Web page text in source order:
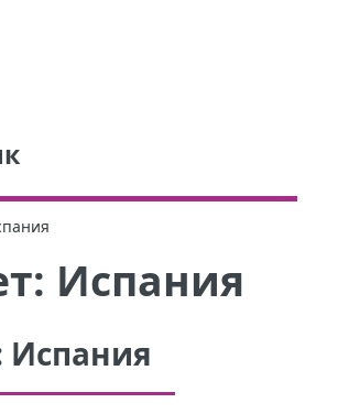
Испания
Испания